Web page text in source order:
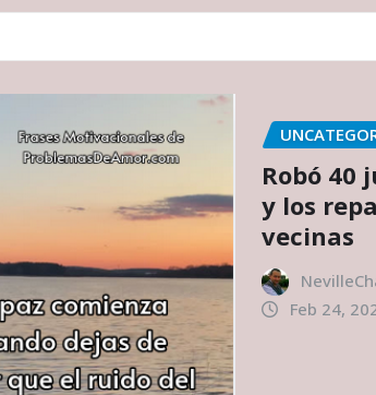
Robó 40
y los
vecinas
Feb 24,